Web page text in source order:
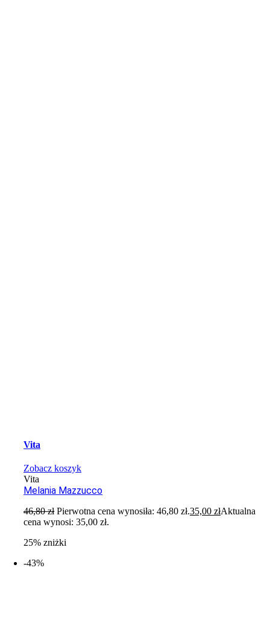
Vita
Zobacz koszyk
Vita
Melania Mazzucco
46,80zł Pierwotna cena wynosiła: 46,80 zł.35,00złAktualna
cena wynosi: 35,00 zł.
25% zniżki
-43%